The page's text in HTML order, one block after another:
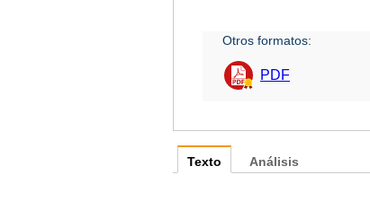
Otros formatos:
PDF
Texto Análisis